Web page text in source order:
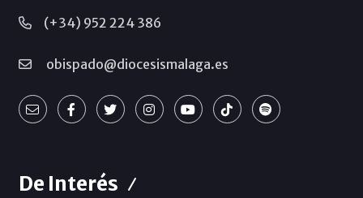
(+34) 952 224 386
obispado@diocesismalaga.es
De Interés